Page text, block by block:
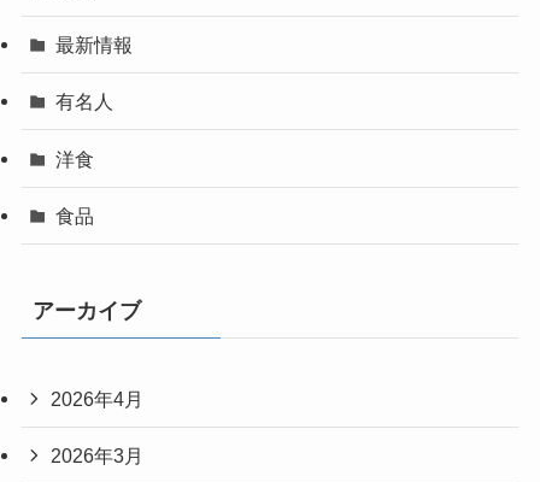
最新情報
有名人
洋食
食品
アーカイブ
2026年4月
2026年3月